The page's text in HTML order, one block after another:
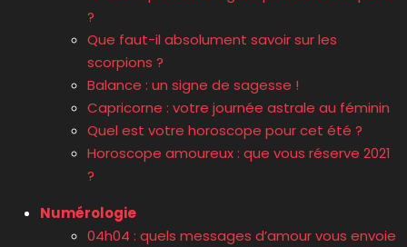
?
Que faut-il absolument savoir sur les
scorpions ?
Balance : un signe de sagesse !
Capricorne : votre journée astrale au féminin
Quel est votre horoscope pour cet été ?
Horoscope amoureux : que vous réserve 2021
?
Numérologie
04h04 : quels messages d’amour vous envoie